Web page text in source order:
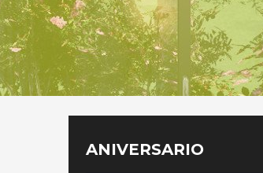
ANIVERSARIO